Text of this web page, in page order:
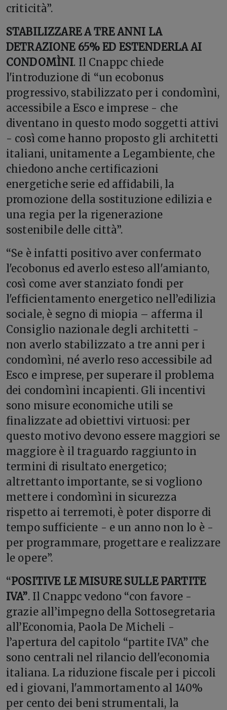
criticità”.
STABILIZZARE A TRE ANNI LA
DETRAZIONE 65% ED ESTENDERLA AI
CONDOMÌNI. Il Cnappc chiede
l'introduzione di “un ecobonus
progressivo, stabilizzato per i condomìni,
accessibile a Esco e imprese - che
diventano in questo modo soggetti attivi
- così come hanno proposto gli architetti
italiani, unitamente a Legambiente, che
chiedono anche certificazioni
energetiche serie ed affidabili, la
promozione della sostituzione edilizia e
una regia per la rigenerazione
sostenibile delle città”.
“Se è infatti positivo aver confermato
l'ecobonus ed averlo esteso all'amianto,
così come aver stanziato fondi per
l'efficientamento energetico nell’edilizia
sociale, è segno di miopia – afferma il
Consiglio nazionale degli architetti -
non averlo stabilizzato a tre anni per i
condomìni, né averlo reso accessibile ad
Esco e imprese, per superare il problema
dei condomìni incapienti. Gli incentivi
sono misure economiche utili se
finalizzate ad obiettivi virtuosi: per
questo motivo devono essere maggiori se
maggiore è il traguardo raggiunto in
termini di risultato energetico;
altrettanto importante, se si vogliono
mettere i condomìni in sicurezza
rispetto ai terremoti, è poter disporre di
tempo sufficiente - e un anno non lo è -
per programmare, progettare e realizzare
le opere”.
“POSITIVE LE MISURE SULLE PARTITE
IVA”. Il Cnappc vedono “con favore -
grazie all’impegno della Sottosegretaria
all’Economia, Paola De Micheli -
l’apertura del capitolo “partite IVA” che
sono centrali nel rilancio dell'economia
italiana. La riduzione fiscale per i piccoli
ed i giovani, l'ammortamento al 140%
per cento dei beni strumentali, la